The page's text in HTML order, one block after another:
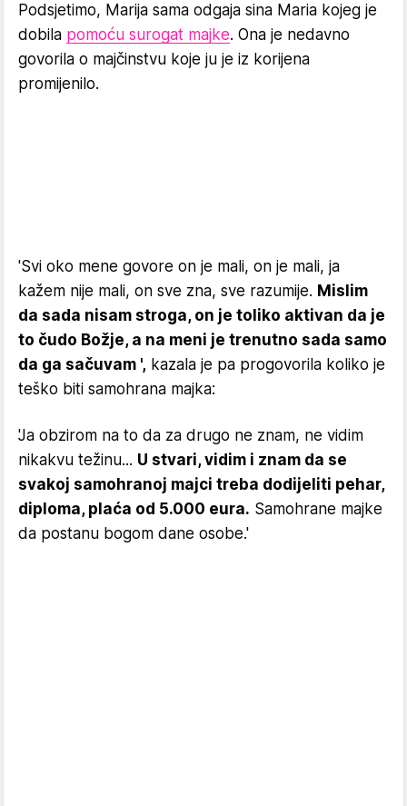
Podsjetimo, Marija sama odgaja sina Maria kojeg je
dobila pomoću surogat majke. Ona je nedavno
govorila o majčinstvu koje ju je iz korijena
promijenilo.
'Svi oko mene govore on je mali, on je mali, ja
kažem nije mali, on sve zna, sve razumije. Mislim
da sada nisam stroga, on je toliko aktivan da je
to čudo Božje, a na meni je trenutno sada samo
da ga sačuvam ', kazala je pa progovorila koliko je
teško biti samohrana majka:
'Ja obzirom na to da za drugo ne znam, ne vidim
nikakvu težinu... U stvari, vidim i znam da se
svakoj samohranoj majci treba dodijeliti pehar,
diploma, plaća od 5.000 eura. Samohrane majke
da postanu bogom dane osobe.'